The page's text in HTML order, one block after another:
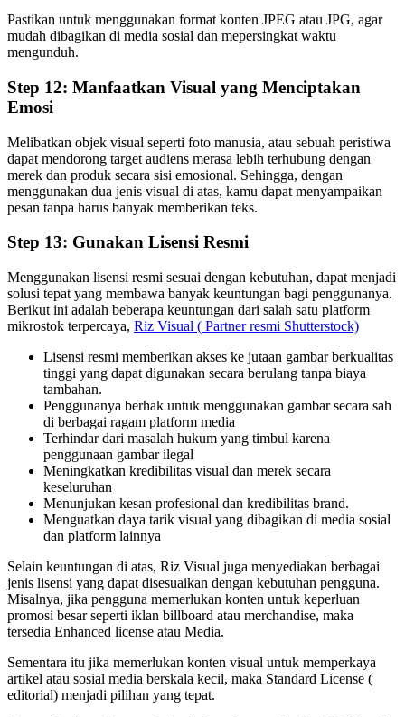
Pastikan untuk menggunakan format konten JPEG atau JPG, agar
mudah dibagikan di media sosial dan mepersingkat waktu
mengunduh.
Step 12: Manfaatkan Visual yang Menciptakan
Emosi
Melibatkan objek visual seperti foto manusia, atau sebuah peristiwa
dapat mendorong target audiens merasa lebih terhubung dengan
merek dan produk secara sisi emosional. Sehingga, dengan
menggunakan dua jenis visual di atas, kamu dapat menyampaikan
pesan tanpa harus banyak memberikan teks.
Step 13: Gunakan Lisensi Resmi
Menggunakan lisensi resmi sesuai dengan kebutuhan, dapat menjadi
solusi tepat yang membawa banyak keuntungan bagi penggunanya.
Berikut ini adalah beberapa keuntungan dari salah satu platform
mikrostok terpercaya, Riz Visual ( Partner resmi Shutterstock)
Lisensi resmi memberikan akses ke jutaan gambar berkualitas
tinggi yang dapat digunakan secara berulang tanpa biaya
tambahan.
Penggunanya berhak untuk menggunakan gambar secara sah
di berbagai ragam platform media
Terhindar dari masalah hukum yang timbul karena
penggunaan gambar ilegal
Meningkatkan kredibilitas visual dan merek secara
keseluruhan
Menunjukan kesan profesional dan kredibilitas brand.
Menguatkan daya tarik visual yang dibagikan di media sosial
dan platform lainnya
Selain keuntungan di atas, Riz Visual juga menyediakan berbagai
jenis lisensi yang dapat disesuaikan dengan kebutuhan pengguna.
Misalnya, jika pengguna memerlukan konten untuk keperluan
promosi besar seperti iklan billboard atau merchandise, maka
tersedia Enhanced license atau Media.
Sementara itu jika memerlukan konten visual untuk memperkaya
artikel atau sosial media berskala kecil, maka Standard License (
editorial) menjadi pilihan yang tepat.